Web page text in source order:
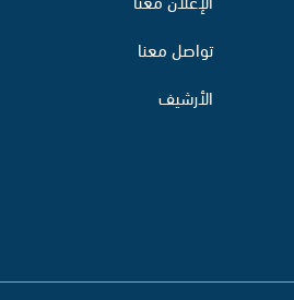
تواصل معنا
الأرشيف